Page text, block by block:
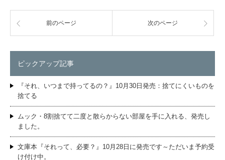
前のページ 次のページ
ピックアップ記事
『それ、いつまで持ってるの？』10月30日発売：捨てにくいものを
捨てる
ムック・8割捨てて二度と散らからない部屋を手に入れる、発売し
ました。
文庫本『それって、必要？』10月28日に発売です～ただいま予約受
け付け中。